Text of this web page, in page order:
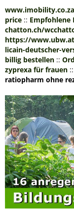
www.imobility.co.za
price :: Empfohlene
chatton.ch/
https://
licain-deutscher-
billig bestellen ::
zyprexa für frauen ::
ratiopharm ohne